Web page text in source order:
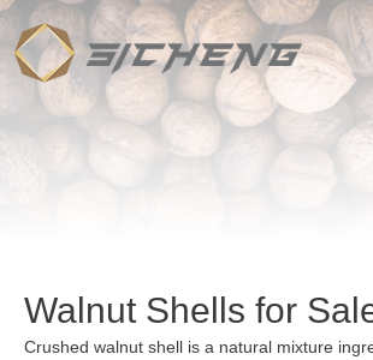
Walnut Shells for
Crushed walnut shell is a natural mixture